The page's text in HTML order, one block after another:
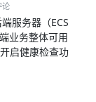
论
服务器（ECS
业务整体可用
启健康检查功